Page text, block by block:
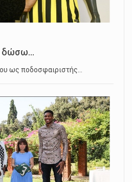
δώσω...
ως ποδοσφαιριστής…